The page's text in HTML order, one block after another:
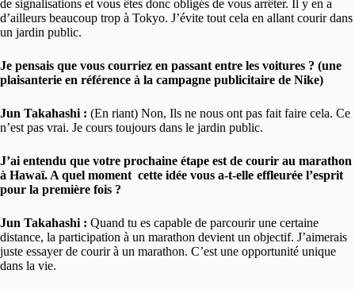
de signalisations et vous êtes donc obligés de vous arrêter. Il y en a
d’ailleurs beaucoup trop à Tokyo. J’évite tout cela en allant courir dans
un jardin public.
Je pensais que vous courriez en passant entre les voitures ? (une
plaisanterie en référence à la campagne publicitaire de Nike)
Jun Takahashi : (En riant) Non, Ils ne nous ont pas fait faire cela. Ce
n’est pas vrai. Je cours toujours dans le jardin public.
J’ai entendu que votre prochaine étape est de courir au marathon
à Hawaï. A quel moment cette idée vous a-t-elle effleurée l’esprit
pour la première fois ?
Jun Takahashi : Quand tu es capable de parcourir une certaine
distance, la participation à un marathon devient un objectif. J’aimerais
juste essayer de courir à un marathon. C’est une opportunité unique
dans la vie.